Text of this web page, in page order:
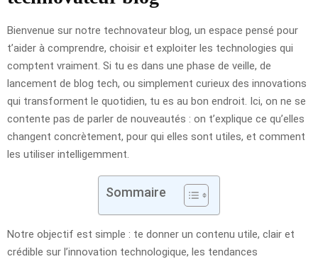
Bienvenue sur notre technovateur blog, un espace pensé pour
t’aider à comprendre, choisir et exploiter les technologies qui
comptent vraiment. Si tu es dans une phase de veille, de
lancement de blog tech, ou simplement curieux des innovations
qui transforment le quotidien, tu es au bon endroit. Ici, on ne se
contente pas de parler de nouveautés : on t’explique ce qu’elles
changent concrètement, pour qui elles sont utiles, et comment
les utiliser intelligemment.
Sommaire
Notre objectif est simple : te donner un contenu utile, clair et
crédible sur l’innovation technologique, les tendances